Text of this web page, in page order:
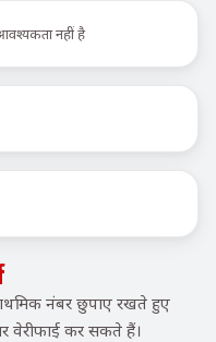
नहीं है
नंबर छुपाए रखते हुए
वेरीफाई कर सकते हैं।